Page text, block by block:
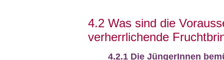
4.2 Was sind die
verherrlichende
4.2.1 Die JüngerInnen